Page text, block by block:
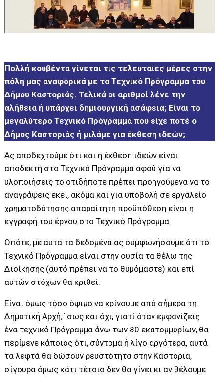
Πολλή κουβέντα γίνεται τις τελευταίες μέρες στην
πόλη μας αναφορικά με το Τεχνικό Πρόγραμμα του
Δήμου Καστοριάς. Τελικά οι αριθμοί λένε την
αλήθεια ή υπάρχει δημιουργική ασάφεια; Είναι το
μεγαλύτερο Τεχνικό Πρόγραμμα που είχε ποτέ ο
Δήμος Καστοριάς ή μιλάμε για έκθεση ιδεών;
Ας αποδεχτούμε ότι και η έκθεση ιδεών είναι
αποδεκτή στο Τεχνικό Πρόγραμμα αφού για να
υλοποιήσεις το οτιδήποτε πρέπει προηγούμενα να το
αναγράψεις εκεί, ακόμα και για υποβολή σε εργαλείο
χρηματοδότησης απαραίτητη προϋπόθεση είναι η
εγγραφή του έργου στο Τεχνικό Πρόγραμμα.
Οπότε, με αυτά τα δεδομένα ας συμφωνήσουμε ότι το
Τεχνικό Πρόγραμμα είναι στην ουσία τα θέλω της
Διοίκησης (αυτό πρέπει να το θυμόμαστε) και επί
αυτών στόχων θα κριθεί.
Είναι όμως τόσο όψιμο να κρίνουμε από σήμερα τη
Δημοτική Αρχή; Ίσως και όχι, γιατί όταν εμφανίζεις
ένα τεχνικό Πρόγραμμα άνω των 80 εκατομμυρίων, θα
περίμενε κάποιος ότι, σύντομα ή λίγο αργότερα, αυτά
τα λεφτά θα δώσουν ρευστότητα στην Καστοριά,
σίγουρα όμως κάτι τέτοιο δεν θα γίνει κι αν θέλουμε